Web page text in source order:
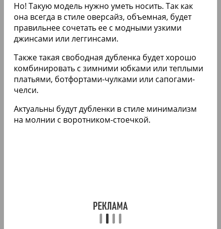
Но! Такую модель нужно уметь носить. Так как
она всегда в стиле оверсайз, объемная, будет
правильнее сочетать ее с модными узкими
джинсами или леггинсами.
Также такая свободная дубленка будет хорошо
комбинировать с зимними юбками или теплыми
платьями, ботфортами-чулками или сапогами-
челси.
Актуальны будут дубленки в стиле минимализм
на молнии с воротником-стоечкой.